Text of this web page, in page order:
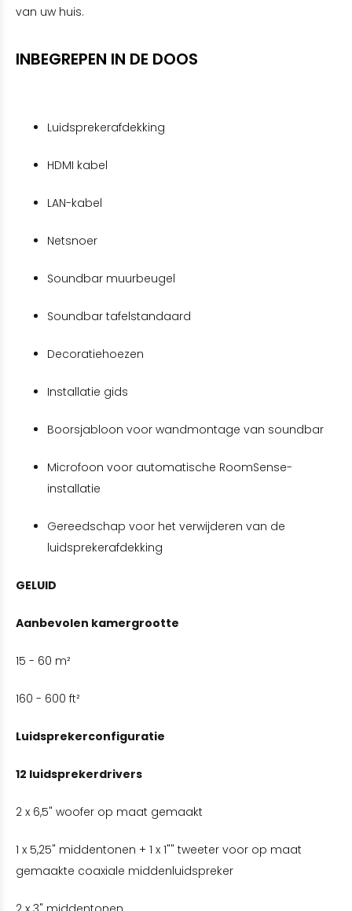
van uw huis.
INBEGREPEN IN DE DOOS
Luidsprekerafdekking
HDMI kabel
LAN-kabel
Netsnoer
Soundbar muurbeugel
Soundbar tafelstandaard
Decoratiehoezen
Installatie gids
Boorsjabloon voor wandmontage van soundbar
Microfoon voor automatische RoomSense-
installatie
Gereedschap voor het verwijderen van de
luidsprekerafdekking
GELUID
Aanbevolen kamergrootte
15 - 60 m²
160 - 600 ft²
Luidsprekerconfiguratie
12 luidsprekerdrivers
2 x 6,5" woofer op maat gemaakt
1 x 5,25" middentonen + 1 x 1"" tweeter voor op maat
gemaakte coaxiale middenluidspreker